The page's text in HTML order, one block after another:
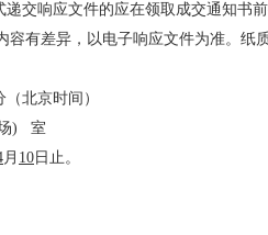
交响应文件的应在领取成交通知书
有差异，以电子响应文件为准。纸
（北京时间）
) 室
月 10 日止。